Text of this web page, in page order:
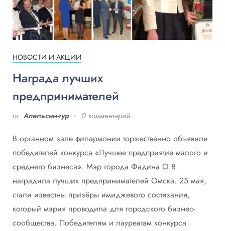
НОВОСТИ И АКЦИИ
Награда лучших
предпринимателей
от Апельсин-тур 0 комментарий
В органном зале филармонии торжественно объявили
победителей конкурса «Лучшее предприятие малого и
среднего бизнеса». Мэр города Фадина О.В.
наградила лучших предпринимателей Омска. 25 мая,
стали известны призёры имиджевого состязания,
который мэрия проводила для городского бизнес-
сообщества. Победителям и лауреатам конкурса